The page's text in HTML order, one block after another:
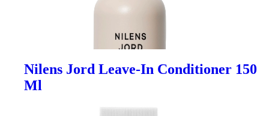
Nilens Jord Leave-In Conditioner 150
Ml